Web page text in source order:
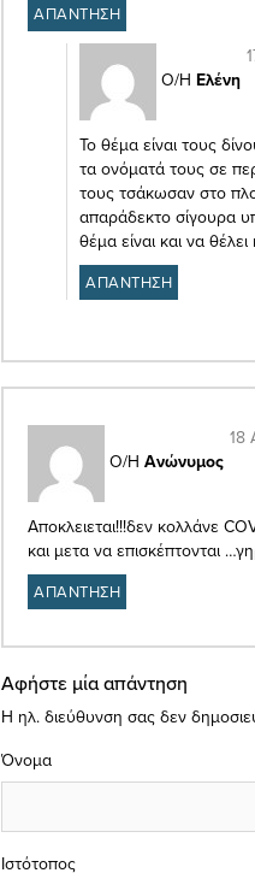
ΑΠΑΝΤΗΣΗ
Ο/Η Ελένη
Το θέμα είναι τους
τα ονόματά τους σε
τους τσάκωσαν στο
απαράδεκτο σίγουρα
θέμα είναι και να
ΑΠΑΝΤΗΣΗ
Ο/Η Ανώνυμος
18
Αποκλειεται!!!δεν κολλάνε
και μετα να επισκέπτονται
ΑΠΑΝΤΗΣΗ
Αφήστε μία απάντηση
Η ηλ. διεύθυνση σας δεν
Όνομα
Ιστότοπος